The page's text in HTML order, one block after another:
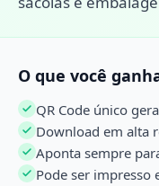
O que você
QR Code único
Download em alta
Aponta sempre
Pode ser impresso